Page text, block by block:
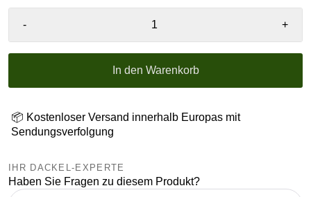
- +
In den Warenkorb
📦 Kostenloser Versand innerhalb Europas mit
Sendungsverfolgung
IHR DACKEL-EXPERTE
Haben Sie Fragen zu diesem Produkt?